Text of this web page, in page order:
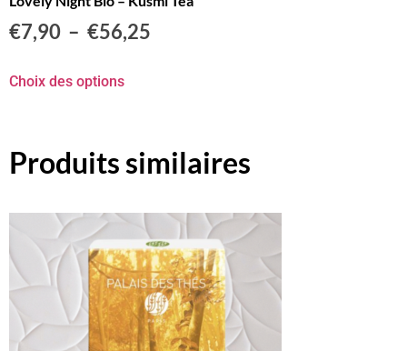
€7,90 – €56,25
Choix des options
Produits similaires